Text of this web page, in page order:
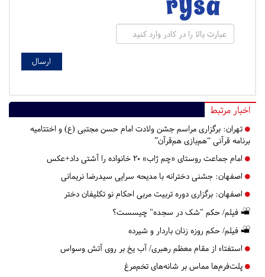
اخبار مرتبط
تهران: برگزاری مراسم جشن ولادت امام حسن مجتبی (ع) و اختتامیه
برنامه قرآنی “هم‌بازی هم‌قرآن”
امام جماعت روستای «چم ژاب» ۲۰ خانواده را آشتی داد+عکس
اصفهان: جشنی دخترانه با مدیحه سرایی سیدرضا نریمانی
اصفهان: برگزاری دوره تربیت مربی احکام نو تکلیفان دختر
فیلم/ حکم "شک در سجده" چیسست؟
فیلم/ حکم روزه زنان باردار و شیرده
استفتاء از مقام معظم رهبری/ آب یخ بر روی آتش وسواس
پلت‌فرم‌ها مماس بر شانه‌های تخم‌مرغ